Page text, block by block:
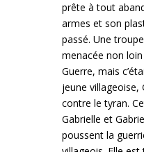
prête à tout
armes et son
passé. Une
menacée non
Guerre, mais
jeune villageoise,
contre le tyran.
Gabrielle et
poussent la